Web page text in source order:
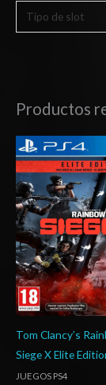
Tipo de slot
Productos
Tom Clancy’s
Siege X Elite
JUEGOS PS4
Rango
de
desde
$6.03
hasta
$10.03